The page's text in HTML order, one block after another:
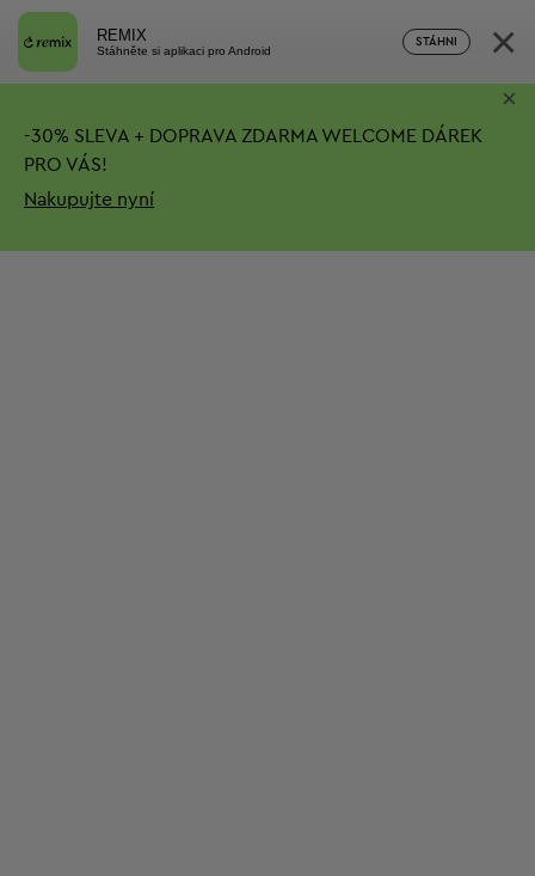
REMIX
Stáhněte si aplikaci pro Android
STÁHNI ×
-30% SLEVA + DOPRAVA ZDARMA WELCOME DÁREK
PRO VÁS!
Nakupujte nyní
×